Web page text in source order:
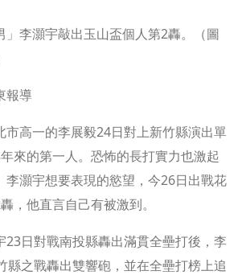
李灝宇敲出玉山盃個人第2轟。（圖
報導
市高一的李展毅24日對上新竹縣演出單
來的第一人。恐怖的長打實力也激起
李灝宇想要表現的慾望，今26日出戰花
，他直言自己有被激到。
23日對戰南投縣轟出滿貫全壘打後，李
縣之戰轟出雙響砲，並在全壘打榜上追